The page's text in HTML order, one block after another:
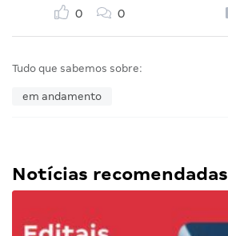
0 0
Tudo que sabemos sobre:
em andamento
Notícias recomendadas